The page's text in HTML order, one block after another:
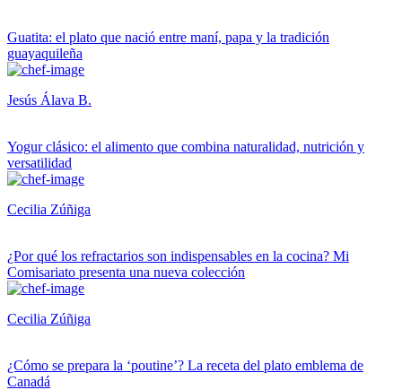
Guatita: el plato que nació entre maní, papa y la tradición
guayaquileña
Jesús Álava B.
Yogur clásico: el alimento que combina naturalidad, nutrición y
versatilidad
Cecilia Zúñiga
¿Por qué los refractarios son indispensables en la cocina? Mi
Comisariato presenta una nueva colección
Cecilia Zúñiga
¿Cómo se prepara la ‘poutine’? La receta del plato emblema de
Canadá